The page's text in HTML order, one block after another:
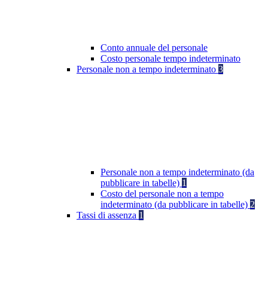
Conto annuale del personale
Costo personale tempo indeterminato
Personale non a tempo indeterminato 3
Personale non a tempo indeterminato (da
pubblicare in tabelle) 1
Costo del personale non a tempo
indeterminato (da pubblicare in tabelle) 2
Tassi di assenza 1